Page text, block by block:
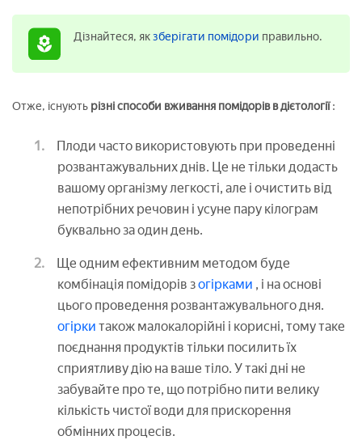
Дізнайтеся, якзберігати помідори правильно.
Отже, існують різні способи вживання помідорів в дієтології:
Плоди часто використовують при проведенні
розвантажувальних днів. Це не тільки додасть
вашому організму легкості, але і очистить від
непотрібних речовин і усуне пару кілограм
буквально за один день.
Ще одним ефективним методом буде
комбінація помідорів зогірками , і на основі
цього проведення розвантажувального дня.
огірки також малокалорійні і корисні, тому таке
поєднання продуктів тільки посилить їх
сприятливу дію на ваше тіло. У такі дні не
забувайте про те, що потрібно пити велику
кількість чистої води для прискорення
обмінних процесів.